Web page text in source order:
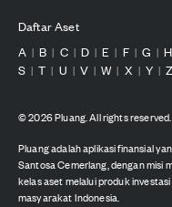
Daftar Aset
A | B | C | D | E | F | G | H
S | T | U | V | W | X | Y | Z
©2026Pluang. All rights reserved.
Pluang adalah aplikasi finansial
Santosa Cemerlang, dengan misi
kelas aset melalui produk
masyarakat Indonesia.